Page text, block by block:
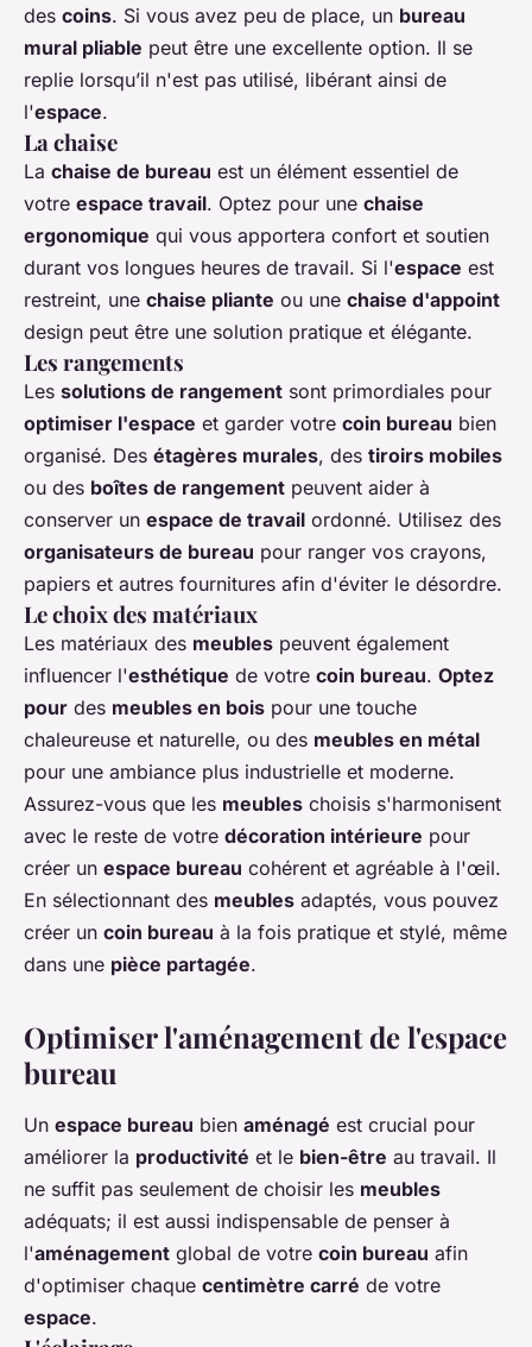
des coins. Si vous avez peu de place, un bureau
mural pliable peut être une excellente option. Il se
replie lorsqu’il n'est pas utilisé, libérant ainsi de
l'espace.
La chaise
La chaise de bureau est un élément essentiel de
votre espace travail. Optez pour une chaise
ergonomique qui vous apportera confort et soutien
durant vos longues heures de travail. Si l'espace est
restreint, une chaise pliante ou une chaise d'appoint
design peut être une solution pratique et élégante.
Les rangements
Les solutions de rangement sont primordiales pour
optimiser l'espace et garder votre coin bureau bien
organisé. Des étagères murales, des tiroirs mobiles
ou des boîtes de rangement peuvent aider à
conserver un espace de travail ordonné. Utilisez des
organisateurs de bureau pour ranger vos crayons,
papiers et autres fournitures afin d'éviter le désordre.
Le choix des matériaux
Les matériaux des meubles peuvent également
influencer l'esthétique de votre coin bureau. Optez
pour des meubles en bois pour une touche
chaleureuse et naturelle, ou des meubles en métal
pour une ambiance plus industrielle et moderne.
Assurez-vous que les meubles choisis s'harmonisent
avec le reste de votre décoration intérieure pour
créer un espace bureau cohérent et agréable à l'œil.
En sélectionnant des meubles adaptés, vous pouvez
créer un coin bureau à la fois pratique et stylé, même
dans une pièce partagée.
Optimiser l'aménagement de l'espace
bureau
Un espace bureau bien aménagé est crucial pour
améliorer la productivité et le bien-être au travail. Il
ne suffit pas seulement de choisir les meubles
adéquats; il est aussi indispensable de penser à
l'aménagement global de votre coin bureau afin
d'optimiser chaque centimètre carré de votre
espace.